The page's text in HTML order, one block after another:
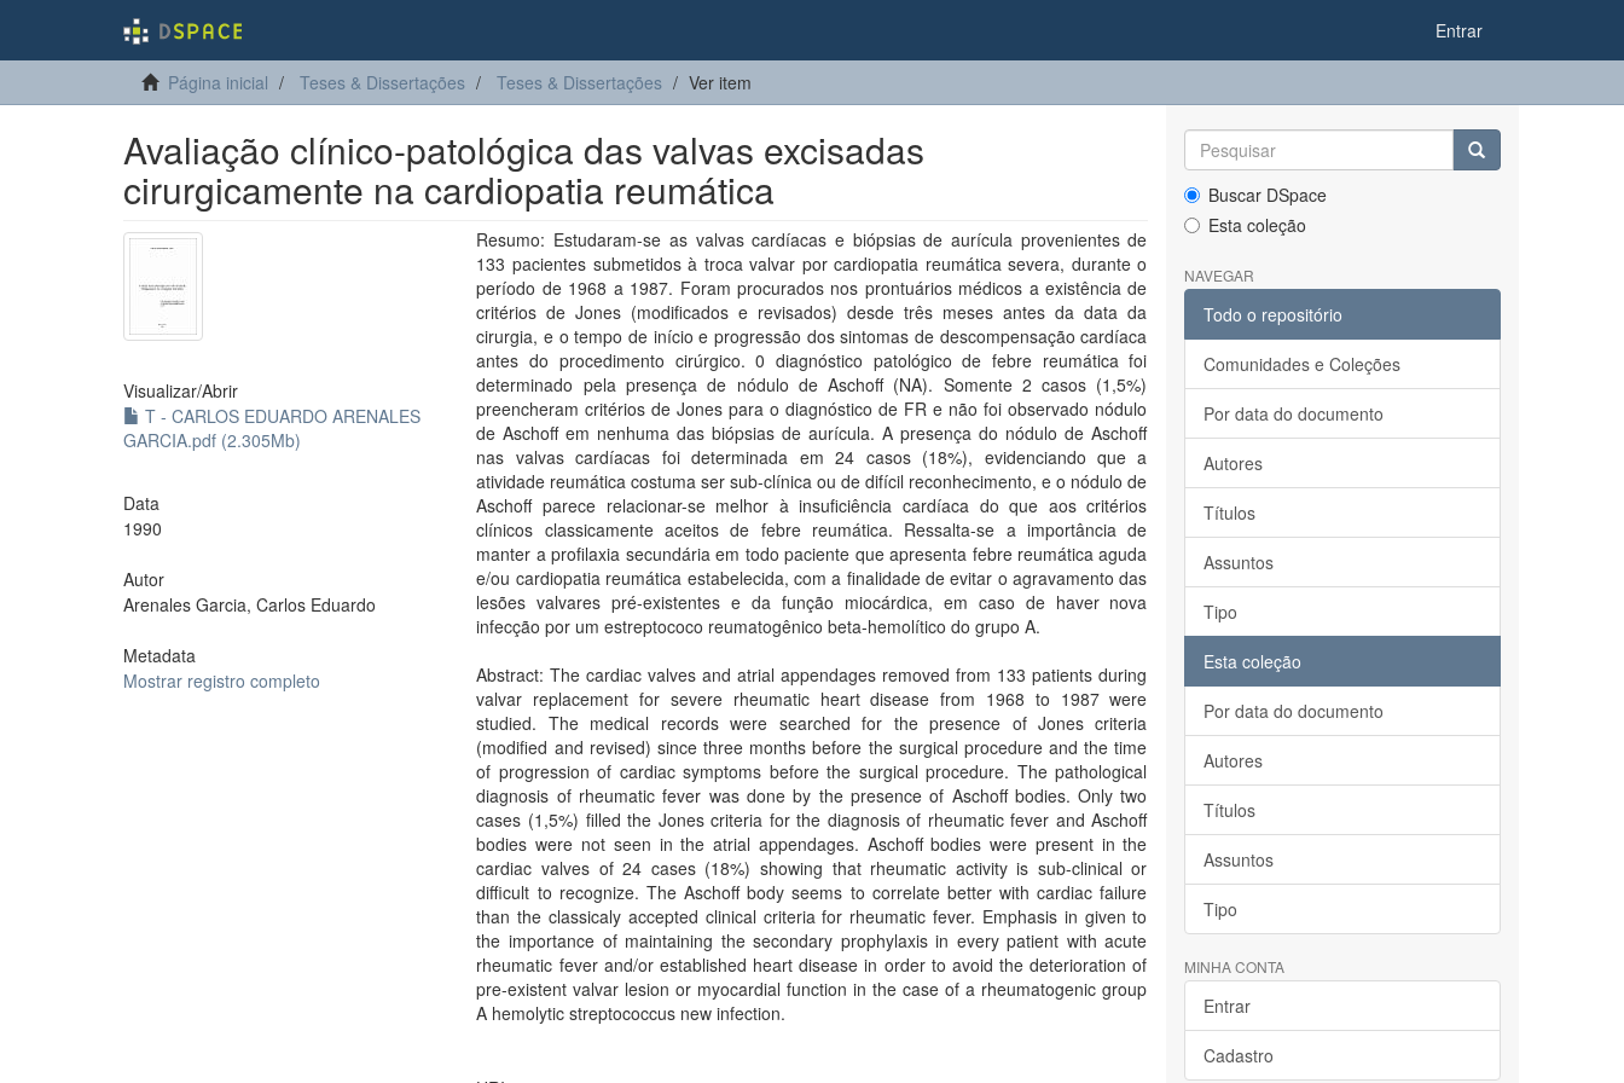
Entrar
Página inicial Teses & Dissertações Teses & Dissertações Ver item
Avaliação clínico-patológica das valvas excisadas
cirurgicamente na cardiopatia reumática
Visualizar/Abrir
T - CARLOS EDUARDO ARENALES
GARCIA.pdf (2.305Mb)
Data
1990
Autor
Arenales Garcia, Carlos Eduardo
Metadata
Mostrar registro completo
Resumo: Estudaram-se as valvas cardíacas e biópsias de aurícula provenientes de
133 pacientes submetidos à troca valvar por cardiopatia reumática severa, durante o
período de 1968 a 1987. Foram procurados nos prontuários médicos a existência de
critérios de Jones (modificados e revisados) desde três meses antes da data da
cirurgia, e o tempo de início e progressão dos sintomas de descompensação cardíaca
antes do procedimento cirúrgico. 0 diagnóstico patológico de febre reumática foi
determinado pela presença de nódulo de Aschoff (NA). Somente 2 casos (1,5%)
preencheram critérios de Jones para o diagnóstico de FR e não foi observado nódulo
de Aschoff em nenhuma das biópsias de aurícula. A presença do nódulo de Aschoff
nas valvas cardíacas foi determinada em 24 casos (18%), evidenciando que a
atividade reumática costuma ser sub-clínica ou de difícil reconhecimento, e o nódulo de
Aschoff parece relacionar-se melhor à insuficiência cardíaca do que aos critérios
clínicos classicamente aceitos de febre reumática. Ressalta-se a importância de
manter a profilaxia secundária em todo paciente que apresenta febre reumática aguda
e/ou cardiopatia reumática estabelecida, com a finalidade de evitar o agravamento das
lesões valvares pré-existentes e da função miocárdica, em caso de haver nova
infecção por um estreptococo reumatogênico beta-hemolítico do grupo A.
Abstract: The cardiac valves and atrial appendages removed from 133 patients during
valvar replacement for severe rheumatic heart disease from 1968 to 1987 were
studied. The medical records were searched for the presence of Jones criteria
(modified and revised) since three months before the surgical procedure and the time
of progression of cardiac symptoms before the surgical procedure. The pathological
diagnosis of rheumatic fever was done by the presence of Aschoff bodies. Only two
cases (1,5%) filled the Jones criteria for the diagnosis of rheumatic fever and Aschoff
bodies were not seen in the atrial appendages. Aschoff bodies were present in the
cardiac valves of 24 cases (18%) showing that rheumatic activity is sub-clinical or
difficult to recognize. The Aschoff body seems to correlate better with cardiac failure
than the classicaly accepted clinical criteria for rheumatic fever. Emphasis in given to
the importance of maintaining the secondary prophylaxis in every patient with acute
rheumatic fever and/or established heart disease in order to avoid the deterioration of
pre-existent valvar lesion or myocardial function in the case of a rheumatogenic group
A hemolytic streptococcus new infection.
Buscar DSpace
Esta coleção
NAVEGAR
Todo o repositório
Comunidades e Coleções
Por data do documento
Autores
Títulos
Assuntos
Tipo
Esta coleção
Por data do documento
Autores
Títulos
Assuntos
Tipo
MINHA CONTA
Entrar
Cadastro